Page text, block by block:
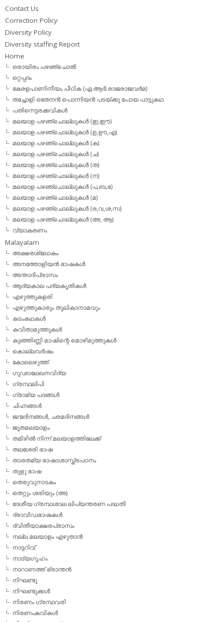
Contact Us
Correction Policy
Diversity Policy
Diversity staffing Report
Home
ഒരായിരം പഴഞ്ചൊല്‍
ഒറ്റപ്പദം
കേരളപാണിനീയം പീഠിക (എ.ആര്‍.രാജരാജവര്‍മ)
തച്ചോളി ഒതേനൻ പൊന്നിയൻ പടയ്‌ക്കു പോയ പാട്ടുകഥ
പതിനെട്ടരക്കവികള്‍
മലയാള പഴഞ്ചൊല്ലുകള്‍ (ഇ,ഈ)
മലയാള പഴഞ്ചൊല്ലുകള്‍ (ഉ,ഊ,എ)
മലയാള പഴഞ്ചൊല്ലുകള്‍ (ക)
മലയാള പഴഞ്ചൊല്ലുകള്‍ (ച)
മലയാള പഴഞ്ചൊല്ലുകള്‍ (ത)
മലയാള പഴഞ്ചൊല്ലുകള്‍ (ന)
മലയാള പഴഞ്ചൊല്ലുകള്‍ (പ,ബ,ഭ)
മലയാള പഴഞ്ചൊല്ലുകള്‍ (മ)
മലയാള പഴഞ്ചൊല്ലുകള്‍ (ര,വ,ശ,സ)
മലയാള പഴഞ്ചൊല്ലുകൾ (അ, ആ)
വ്യാകരണം
Malayalam
അക്ഷരശ്ലോകം
അനത്തോളിയന്‍ ഭാഷകള്‍
അന്താദിപ്രാസം
ആദ്യകാല പദ്യകൃതികള്‍
എഴുത്തുകളരി
എഴുത്തുകാരും തൂലികാനാമവും
കടംകഥകള്‍
കവിതാമുത്തുകള്‍
കുഞ്ഞിണ്ണി മാഷിന്റെ മൊഴിമുത്തുകള്‍
കൊല്ലവര്‍ഷം
കോലെഴുത്ത്
ഗൂഢാലേഖനവിദ്യ
ഗ്രന്ഥലിപി
ഗ്രാമ്യ പദങ്ങള്‍
ചിഹ്നങ്ങള്‍
ജന്മദിനങ്ങള്‍, ചരമദിനങ്ങള്‍
ജൂതമലയാളം
തമിഴില്‍ നിന്ന് മലയാളത്തിലേക്ക്
തലശേരി ഭാഷ
താരതമ്യ ഭാഷാശാസ്ത്രപഠനം
തുളു ഭാഷ
തെരുവുനാടകം
തെറ്റും ശരിയും (അ)
ദേശീയ ഗ്രന്ഥശാല ലിപ്യന്തരണ പദ്ധതി
ദ്രാവിഡഭാഷകള്‍
ദ്വിതീയാക്ഷരപ്രാസം
നല്ല മലയാളം എഴുതാന്‍
നാട്ടറിവ്
നാട്യഗൃഹം
നാറാണത്ത് ഭ്രാന്തന്‍
നിഘണ്ടു
നിഘണ്ടുക്കള്‍
നിരണം ഗ്രന്ഥവരി
നിരണംകവികള്‍